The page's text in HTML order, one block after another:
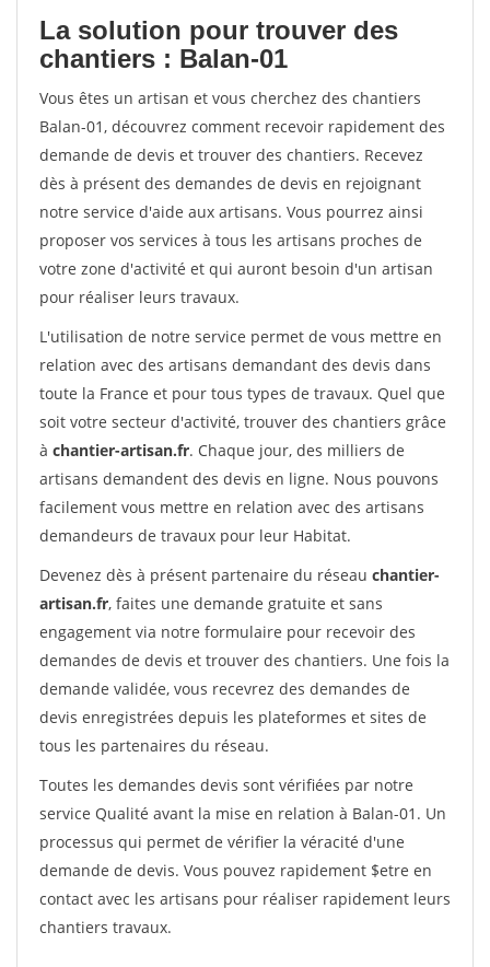
La solution pour trouver des
chantiers : Balan-01
Vous êtes un artisan et vous cherchez des chantiers
Balan-01, découvrez comment recevoir rapidement des
demande de devis et trouver des chantiers. Recevez
dès à présent des demandes de devis en rejoignant
notre service d'aide aux artisans. Vous pourrez ainsi
proposer vos services à tous les artisans proches de
votre zone d'activité et qui auront besoin d'un artisan
pour réaliser leurs travaux.
L'utilisation de notre service permet de vous mettre en
relation avec des artisans demandant des devis dans
toute la France et pour tous types de travaux. Quel que
soit votre secteur d'activité, trouver des chantiers grâce
à chantier-artisan.fr. Chaque jour, des milliers de
artisans demandent des devis en ligne. Nous pouvons
facilement vous mettre en relation avec des artisans
demandeurs de travaux pour leur Habitat.
Devenez dès à présent partenaire du réseau chantier-
artisan.fr, faites une demande gratuite et sans
engagement via notre formulaire pour recevoir des
demandes de devis et trouver des chantiers. Une fois la
demande validée, vous recevrez des demandes de
devis enregistrées depuis les plateformes et sites de
tous les partenaires du réseau.
Toutes les demandes devis sont vérifiées par notre
service Qualité avant la mise en relation à Balan-01. Un
processus qui permet de vérifier la véracité d'une
demande de devis. Vous pouvez rapidement $etre en
contact avec les artisans pour réaliser rapidement leurs
chantiers travaux.